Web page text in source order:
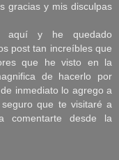
gracias y mis disculpas
y he quedado
post tan increíbles que
que he visto en la
de hacerlo por
inmediato lo agrego a
que te visitaré a
comentarte desde la